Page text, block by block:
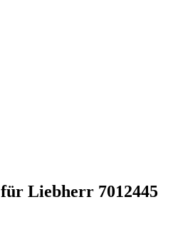
Liebherr 7012445